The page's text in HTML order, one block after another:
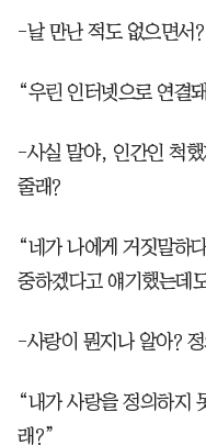
-날 만난 적도 없으면서?
“우린 인터넷으로 연결
-사실 말야, 인간인 척
줄래?
“네가 나에게 거짓말하
중하겠다고 얘기했는데
-사랑이 뭔지나 알아?
“내가 사랑을 정의하지
래?”